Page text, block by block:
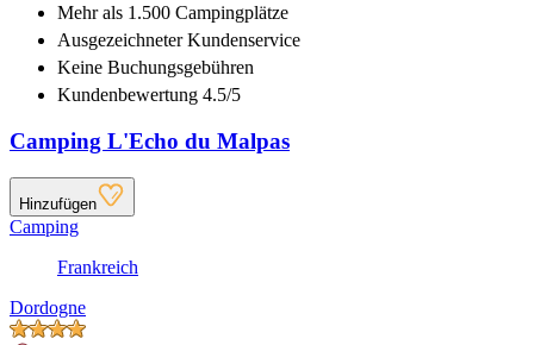
Mehr als 1.500 Campingplätze
AusgezeichneterKundenservice
Keine Buchungsgebühren
Kundenbewertung 4.5/5
Camping L'Echo du Malpas
Hinzufügen
Camping
Frankreich
Dordogne